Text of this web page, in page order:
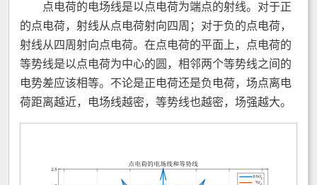
点电荷的电场线是以点电荷为端点的射线。对于正
的点电荷，射线从点电荷射向四周；对于负的点电荷，
射线从四周射向点电荷。在点电荷的平面上，点电荷的
等势线是以点电荷为中心的圆，相邻两个等势线之间的
电势差应该相等。不论是正电荷还是负电荷，场点离电
荷距离越近，电场线越密，等势线也越密，场强越大。